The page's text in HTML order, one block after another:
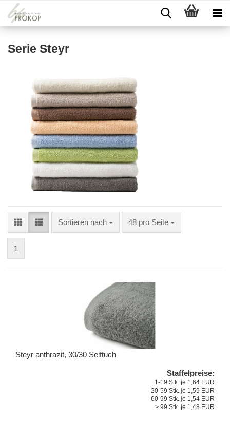
Serie Steyr
Sortieren nach 48 pro Seite
1
Steyr anthrazit, 30/30 Seiftuch
Staffelpreise:
1-19 Stk. je 1,64 EUR
20-59 Stk. je 1,59 EUR
60-99 Stk. je 1,54 EUR
> 99 Stk. je 1,48 EUR